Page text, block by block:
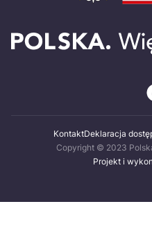
KontaktDeklaracja
Copyright © 2023
Projekt i